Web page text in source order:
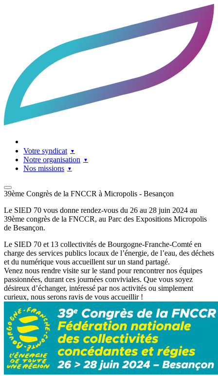
Votre syndicat
Notre organisation
Nos missions
39ème Congrès de la FNCCR à Micropolis - Besançon
Le SIED 70 vous donne rendez-vous du 26 au 28 juin 2024 au
39ème congrès de la FNCCR, au Parc des Expositions Micropolis
de Besançon.
Le SIED 70 et 13 collectivités de Bourgogne-Franche-Comté en
charge des services publics locaux de l’énergie, de l’eau, des déchets
et du numérique vous accueillent sur un stand partagé.
Venez nous rendre visite sur le stand pour rencontrer nos équipes
passionnées, durant ces journées conviviales. Que vous soyez
désireux d’échanger, intéressé par nos activités ou simplement
curieux, nous serons ravis de vous accueillir !